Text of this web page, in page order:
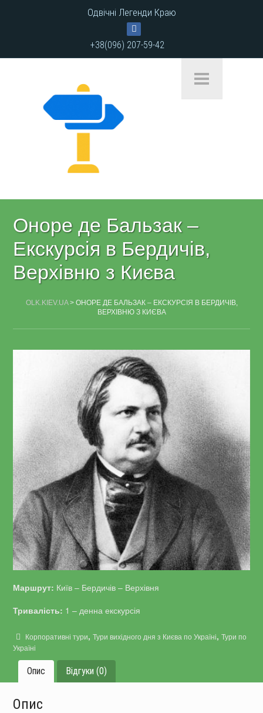
Одвічні Легенди Краю
+38(096) 207-59-42
Оноре де Бальзак –
Екскурсія в Бердичів,
Верхівню з Києва
OLK.KIEV.UA> ОНОРЕ ДЕ БАЛЬЗАК – ЕКСКУРСІЯ В БЕРДИЧІВ,
ВЕРХІВНЮ З КИЄВА
Маршрут: Київ – Бердичів – Верхівня
Тривалість: 1 – денна екскурсія
Корпоративні тури,Тури вихідного дня з Києва по Україні,Тури по
Україні
Опис Відгуки (0)
Опис